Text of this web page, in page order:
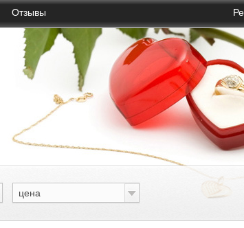
Отзывы
цена